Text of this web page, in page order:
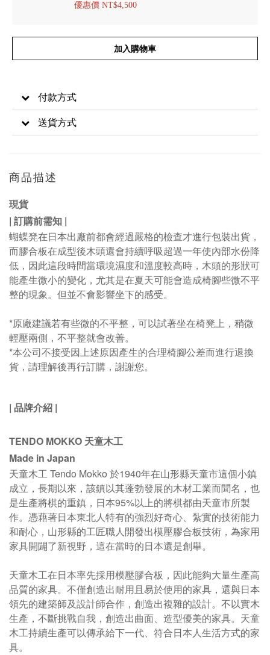
優惠價 NT$4,500
加入購物車
付款方式
送貨方式
商品描述
現貨
| 訂購前需知 |
蝴蝶凳在日本出廠前都會經過嚴格的檢查才進行包裝出貨，
而膠合板在成型後木頭還會持續呼吸超過一年使內部水份降
低，因此這段時間當環境濕度和溫度較高時，木頭的形狀可
能產生微小的變化，尤其是在夏天可能會造成椅腳些微不平
整的現象。但並不會影響坐下的感受。
*原廠建議若有些微的不平整，可以試著坐在椅凳上，稍微
輕壓兩側，不平整就會改善。
*本公司不接受因上述原因產生的合理椅腳公差而進行退換
貨，請理解後再行訂購，謝謝您。
| 品牌介紹 |
TENDO MOKKO 天童木工
Made in Japan
天童木工 Tendo Mokko 於1940年在山形縣天童市這個小鎮
成立，長期以來，該鎮以其蓬勃發展的木材工業而聞名，也
是生產將棋的重鎮，日本95%以上的將棋都由天童市所製
作。 憑藉著日本東北人特有的強烈好奇心、紮實的技術能力
和耐心，山形縣的工匠職人開發出模壓膠合板技術，為家用
家具開闢了新視野，這在當時的日本還是創舉。
天童木工在日本率先採用模壓膠合板，因此能夠大量生產高
品質的家具。不僅創造出耐用且易於使用的家具，還與日本
領先的建築師及設計師合作，創造出複雜的設計。不以實木
生產，不斷挑戰自我，創造出曲面、造型優美的家具。 天童
木工持續生產可以傳承給下一代、符合日本人生活方式的家
具。